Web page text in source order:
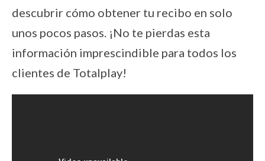
descubrir cómo obtener tu recibo en solo
unos pocos pasos. ¡No te pierdas esta
información imprescindible para todos los
clientes de Totalplay!